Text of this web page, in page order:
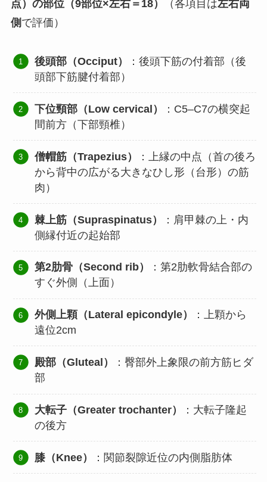
点）の部位（9部位×左右＝18） （各項目は左右両
側 で評価）
後頭部（Occiput）
：後頭下筋の付着部（後
頭部下筋腱付着部）
下位頸部（Low cervical）
：C5–C7の横突起
間前方（下部頸椎）
僧帽筋（Trapezius）
：上縁の中点（首の後ろ
から背中の広がる大きなひし形（台形）の筋
肉）
棘上筋（Supraspinatus）
：肩甲棘の上・内
側縁付近の起始部
第2肋骨（Second rib）
：第2肋軟骨結合部の
すぐ外側（上面）
外側上顆（Lateral epicondyle）
：上顆から
遠位2cm
殿部（Gluteal）
：臀部外上象限の前方筋ヒダ
部
大転子（Greater trochanter）
：大転子隆起
の後方
膝（Knee） ：関節裂隙近位の内側脂肪体